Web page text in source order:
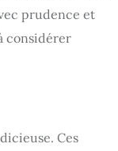
prudence et
considérer
Ces